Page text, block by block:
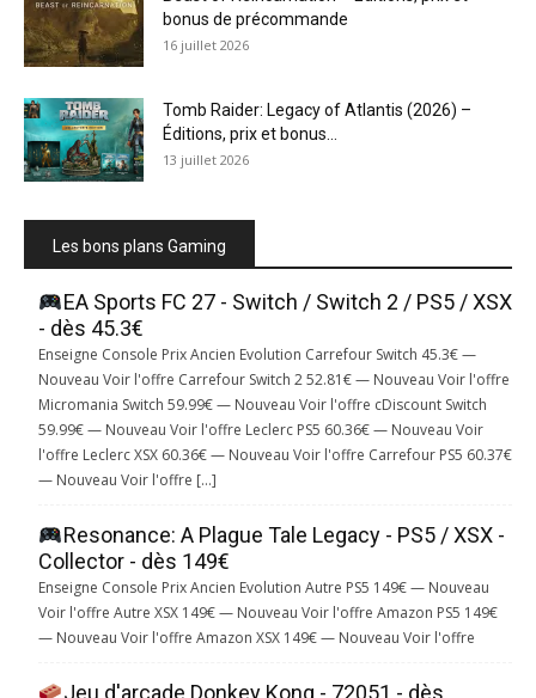
bonus de précommande
16 juillet 2026
Tomb Raider: Legacy of Atlantis (2026) –
Éditions, prix et bonus...
13 juillet 2026
Les bons plans Gaming
EA Sports FC 27 - Switch / Switch 2 / PS5 / XSX
- dès 45.3€
Enseigne Console Prix Ancien Evolution Carrefour Switch 45.3€ —
Nouveau Voir l'offre Carrefour Switch 2 52.81€ — Nouveau Voir l'offre
Micromania Switch 59.99€ — Nouveau Voir l'offre cDiscount Switch
59.99€ — Nouveau Voir l'offre Leclerc PS5 60.36€ — Nouveau Voir
l'offre Leclerc XSX 60.36€ — Nouveau Voir l'offre Carrefour PS5 60.37€
— Nouveau Voir l'offre […]
Resonance: A Plague Tale Legacy - PS5 / XSX -
Collector - dès 149€
Enseigne Console Prix Ancien Evolution Autre PS5 149€ — Nouveau
Voir l'offre Autre XSX 149€ — Nouveau Voir l'offre Amazon PS5 149€
— Nouveau Voir l'offre Amazon XSX 149€ — Nouveau Voir l'offre
Jeu d'arcade Donkey Kong - 72051 - dès